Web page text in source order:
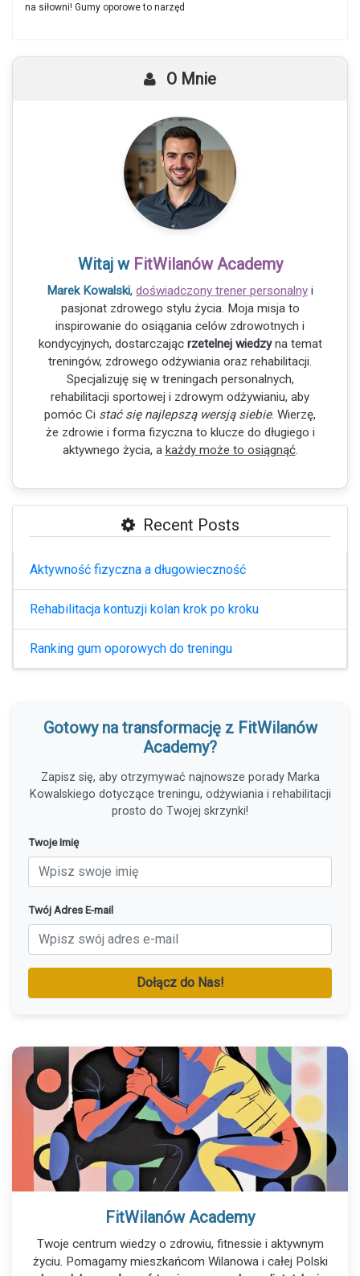
O Mnie
Witaj w FitWilanów Academy
Marek Kowalski, doświadczony trener personalny i
pasjonat zdrowego stylu życia. Moja misja to
inspirowanie do osiągania celów zdrowotnych i
kondycyjnych, dostarczając rzetelnej wiedzyna temat
treningów, zdrowego odżywiania oraz rehabilitacji.
Specjalizuję się w treningach personalnych,
rehabilitacji sportowej i zdrowym odżywianiu, aby
pomóc Ci stać się najlepszą wersją siebie. Wierzę,
że zdrowie i forma fizyczna to klucze do długiego i
aktywnego życia, a każdy może to osiągnąć.
Recent Posts
Aktywność fizyczna a długowieczność
Rehabilitacja kontuzji kolan krok po kroku
Ranking gum oporowych do treningu
Gotowy na transformację z FitWilanów
Academy?
Zapisz się, aby otrzymywać najnowsze porady Marka
Kowalskiego dotyczące treningu, odżywiania i rehabilitacji
prosto do Twojej skrzynki!
Twoje Imię
Twój Adres E-mail
Dołącz do Nas!
na siłowni! Gumy oporowe to narzęd
FitWilanów Academy
Twoje centrum wiedzy o zdrowiu, fitnessie i aktywnym
życiu. Pomagamy mieszkańcom Wilanowa i całej Polski